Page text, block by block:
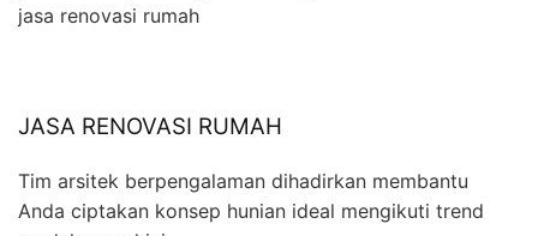
jasa renovasi rumah
JASA RENOVASI RUMAH
Tim arsitek berpengalaman dihadirkan membantu
Anda ciptakan konsep hunian ideal mengikuti trend